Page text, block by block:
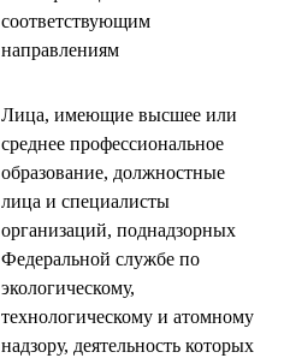
соответствующим
направлениям
Лица, имеющие высшее или
среднее профессиональное
образование, должностные
лица и специалисты
организаций, поднадзорных
Федеральной службе по
экологическому,
технологическому и атомному
надзору, деятельность которых